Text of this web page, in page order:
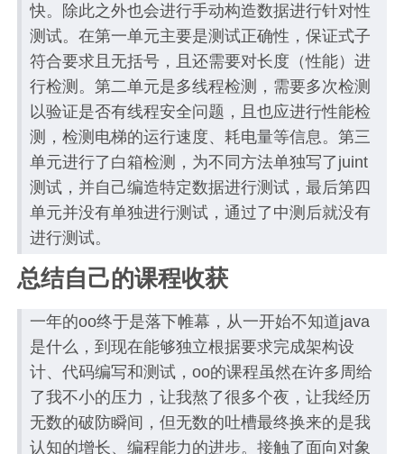
快。除此之外也会进行手动构造数据进行针对性
测试。在第一单元主要是测试正确性，保证式子
符合要求且无括号，且还需要对长度（性能）进
行检测。第二单元是多线程检测，需要多次检测
以验证是否有线程安全问题，且也应进行性能检
测，检测电梯的运行速度、耗电量等信息。第三
单元进行了白箱检测，为不同方法单独写了juint
测试，并自己编造特定数据进行测试，最后第四
单元并没有单独进行测试，通过了中测后就没有
进行测试。
总结自己的课程收获
一年的oo终于是落下帷幕，从一开始不知道java
是什么，到现在能够独立根据要求完成架构设
计、代码编写和测试，oo的课程虽然在许多周给
了我不小的压力，让我熬了很多个夜，让我经历
无数的破防瞬间，但无数的吐槽最终换来的是我
认知的增长、编程能力的进步。接触了面向对象